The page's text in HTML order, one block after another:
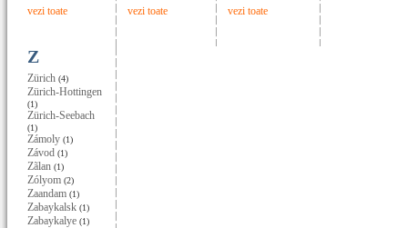
vezi toate vezi toate vezi toate
Z
Zürich (4)
Zürich-Hottingen
(1)
Zürich-Seebach
(1)
Zámoly (1)
Závod (1)
Zãlan (1)
Zólyom (2)
Zaandam (1)
Zabaykalsk (1)
Zabaykalye (1)